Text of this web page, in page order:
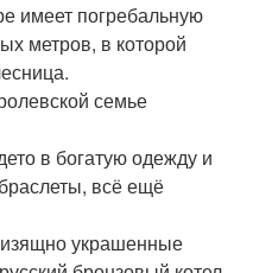
имеет погребальную
метров, в которой
семье
в богатую одежду и
всё ещё
украшенные